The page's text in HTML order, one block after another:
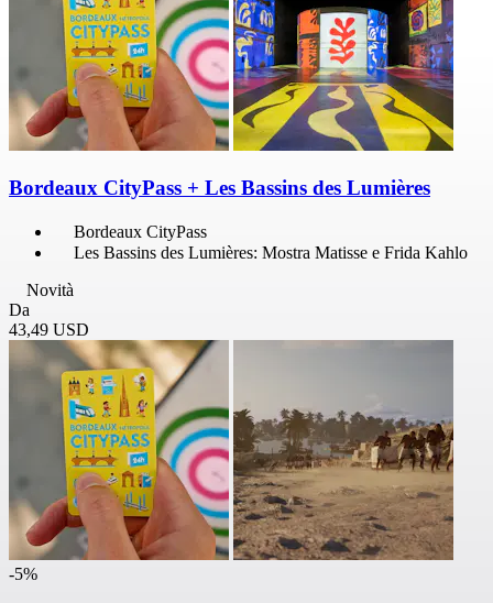
Bordeaux CityPass + Les Bassins des Lumières
Bordeaux CityPass
Les Bassins des Lumières: Mostra Matisse e Frida Kahlo
Novità
Da
43,49 USD
-5%